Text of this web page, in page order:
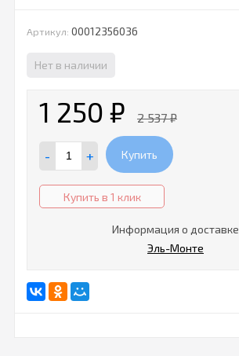
Артикул: 00012356036
Нет в наличии
1 250 ₽ 2 537₽
- + Купить
Купить в 1 клик
Информация о доставке
Эль-Монте